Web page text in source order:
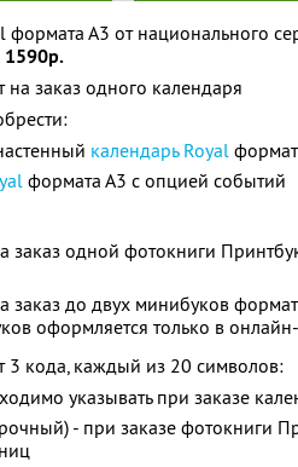
формата А3 от национального
1590р.
на заказ одного календаря
календарь Royal
формата А3 с опцией событий
заказ одной фотокниги
заказ до двух минибуков
оформляется только в
3 кода, каждый из 20 символов:
указывать при заказе
- при заказе фотокниги